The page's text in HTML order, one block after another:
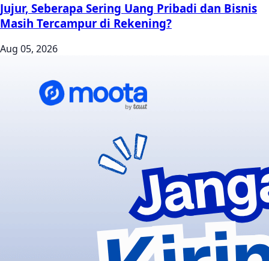
Jujur, Seberapa Sering Uang Pribadi dan Bisnis
Masih Tercampur di Rekening?
Aug 05, 2026